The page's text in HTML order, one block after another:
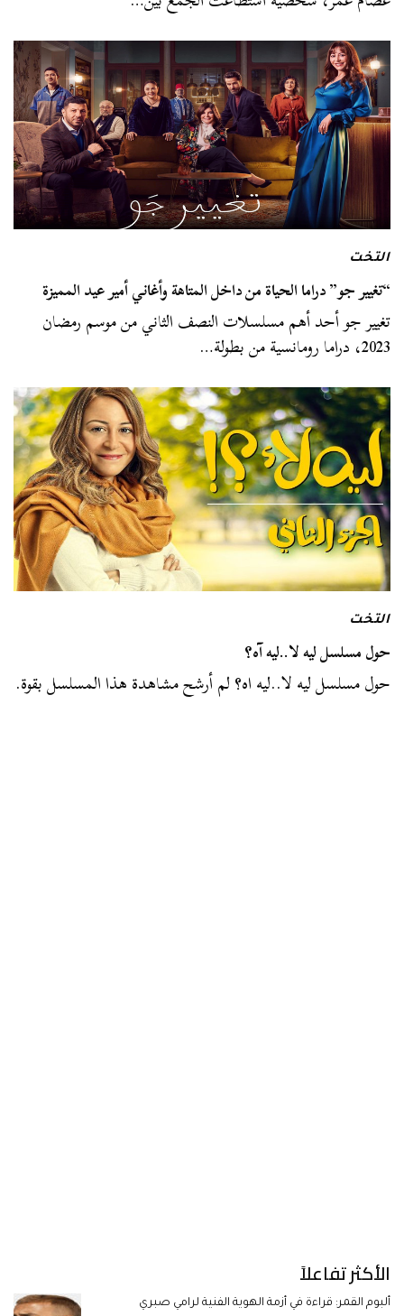
التخت
“تغيير جو” دراما الحياة من داخل المتاهة وأغاني أمير عيد المميزة
تغيير جو أحد أهم مسلسلات النصف الثاني من موسم رمضان
2023، دراما رومانسية من بطولة…
التخت
حول مسلسل ليه لا..ليه آه؟
حول مسلسل ليه لا..ليه اه؟ لم أرشح مشاهدة هذا المسلسل بقوة.
الأكثر تفاعلاً
ألبوم القمر: قراءة في أزمة الهوية الفنية لرامي صبري